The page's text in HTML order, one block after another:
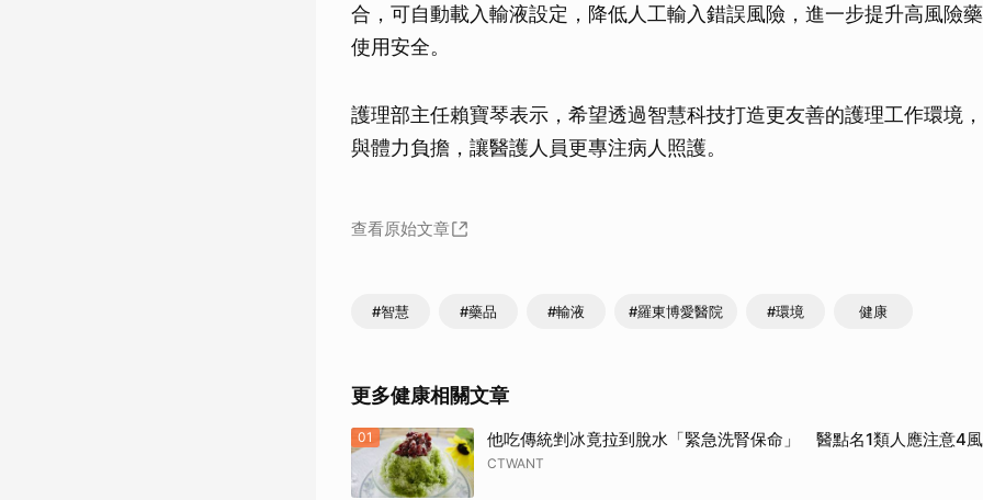
合，可自動載入輸液設定，降低人工輸入錯誤風險，進一步提升高風險
使用安全。
護理部主任賴寶琴表示，希望透過智慧科技打造更友善的護理工作環境
與體力負擔，讓醫護人員更專注病人照護。
查看原始文章
#智慧 #藥品 #輸液 #羅東博愛醫院 #環境 健康
更多健康相關文章
01 他吃傳統剉冰竟拉到脫水「緊急洗腎保命」 醫點名1類人應注意4
CTWANT